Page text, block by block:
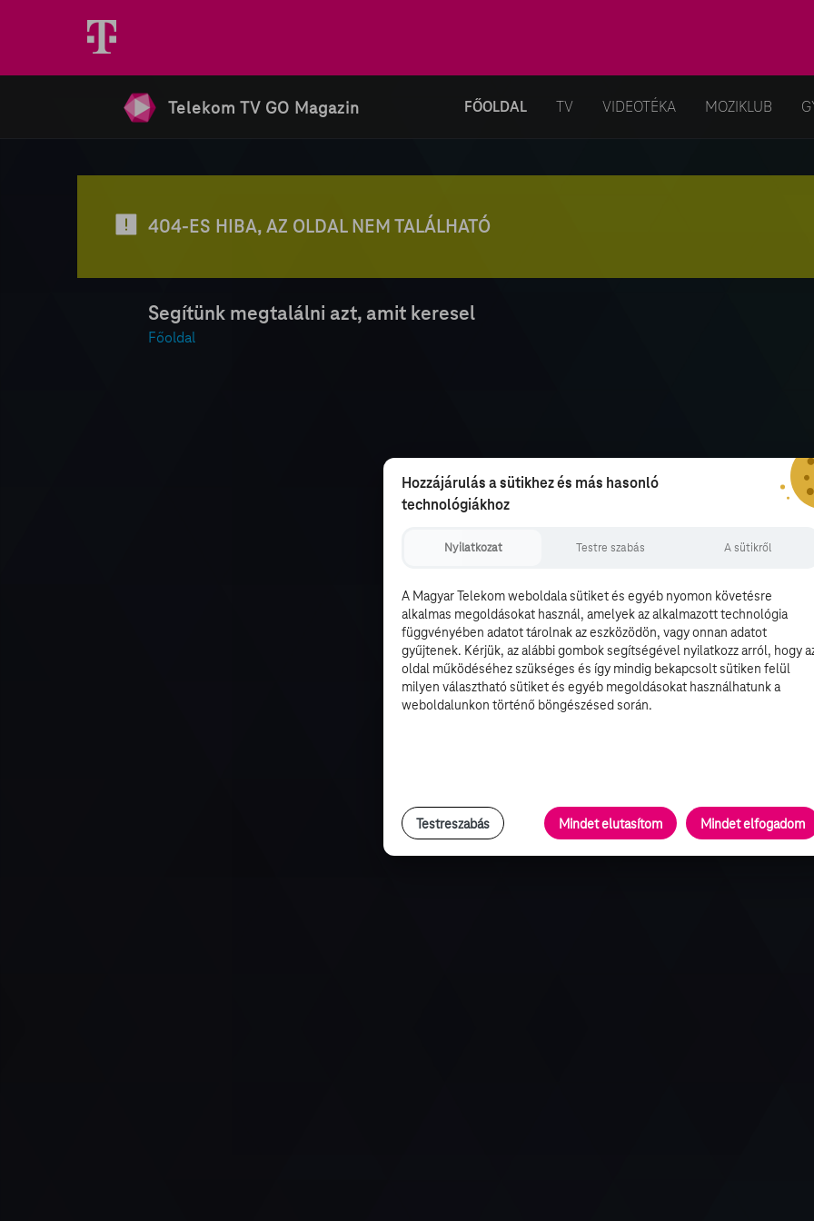
Telekom TV GO Magazin FŐOLDAL TV VIDEOTÉKA MOZIKLUB
404-ES HIBA, AZ OLDAL NEM TALÁLHATÓ
Segítünk megtalálni azt, amit keresel
Főoldal
Hozzájárulás a sütikhez és más hasonló
technológiákhoz
Nyilatkozat Testre szabás A sütikről
A Magyar Telekom weboldala sütiket és egyéb nyomon követésre
alkalmas megoldásokat használ, amelyek az alkalmazott technológia
függvényében adatot tárolnak az eszközödön, vagy onnan adatot
gyűjtenek. Kérjük, az alábbi gombok segítségével nyilatkozz arról, hogy
oldal működéséhez szükséges és így mindig bekapcsolt sütiken felül
milyen választható sütiket és egyéb megoldásokat használhatunk a
weboldalunkon történő böngészésed során.
Testreszabás Mindet elutasítom Mindet elfogadom